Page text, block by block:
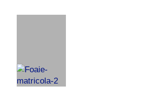
e
c
o